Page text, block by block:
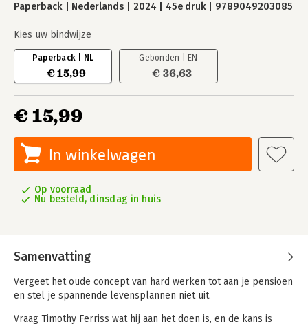
Paperback Nederlands 2024 45e druk 9789049203085
Kies uw bindwijze
Paperback | NL
€ 15,99
Gebonden | EN
€ 36,63
€ 15,99
In winkelwagen
Op voorraad
Nu besteld, dinsdag in huis
Samenvatting
Vergeet het oude concept van hard werken tot aan je pensioen
en stel je spannende levensplannen niet uit.
Vraag Timothy Ferriss wat hij aan het doen is, en de kans is